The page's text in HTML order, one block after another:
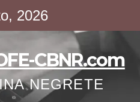
2026
CBNR.com
NEGRETE